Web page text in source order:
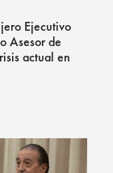
Ejecutivo
Asesor de
actual en